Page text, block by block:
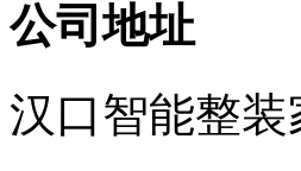
公司地址
汉口智能整装